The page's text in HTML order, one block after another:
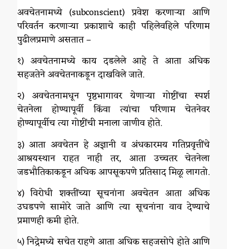
अवचेतनामध्ये (subconscient) प्रवेश करणाऱ्या आणि
परिवर्तन करणाऱ्या प्रकाशाचे काही पहिलेवहिले परिणाम
पुढीलप्रमाणे असतात –
१) अवचेतनामध्ये काय दडलेले आहे ते आता अधिक
सहजतेने अवचेतनाकडून दाखविले जाते.
२) अवचेतनामधून पृष्ठभागावर येणाऱ्या गोष्टींचा स्पर्श
चेतनेला होण्यापूर्वी किंवा त्यांचा परिणाम चेतनेवर
होण्यापूर्वीच त्या गोष्टींची मनाला जाणीव होते.
३) आता अवचेतन हे अज्ञानी व अंधकारमय गतिप्रवृत्तींचे
आश्रयस्थान राहत नाही तर, आता उच्चतर चेतनेला
जडभौतिकाकडून अधिक आपसूकपणे प्रतिसाद मिळू लागतो.
४) विरोधी शक्तींच्या सूचनांना अवचेतन आता अधिक
उघडपणे सामोरे जाते आणि त्या सूचनांना वाव देण्याचे
प्रमाणही कमी होते.
५) निद्रेमध्ये सचेत राहणे आता अधिक सहजसोपे होते आणि